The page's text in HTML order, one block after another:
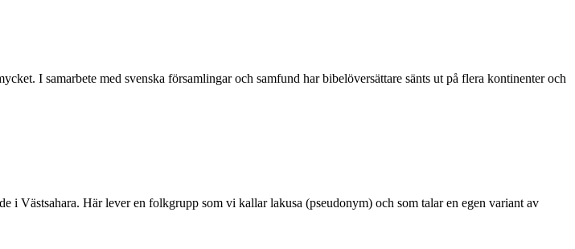
I samarbete med svenska församlingar och samfund har bibelöversättare sänts ut på flera kontinenter och
i Västsahara. Här lever en folkgrupp som vi kallar lakusa (pseudonym) och som talar en egen variant av